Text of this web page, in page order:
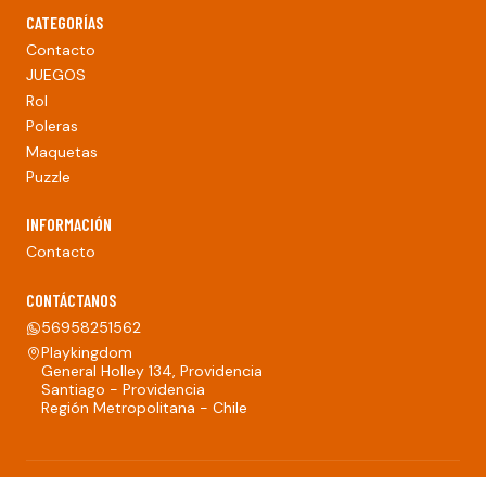
CATEGORÍAS
Contacto
JUEGOS
Rol
Poleras
Maquetas
Puzzle
INFORMACIÓN
Contacto
CONTÁCTANOS
56958251562
Playkingdom
General Holley 134, Providencia
Santiago - Providencia
Región Metropolitana - Chile